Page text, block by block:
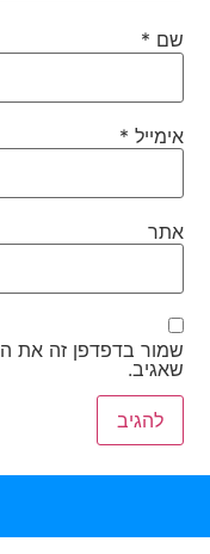
שם *
אימייל *
אתר
שמור בדפדפן זה את
שאגיב.